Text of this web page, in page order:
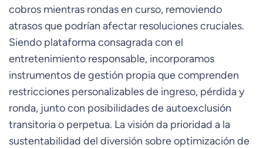
cobros mientras rondas en curso, removiendo
atrasos que podrían afectar resoluciones cruciales.
Siendo plataforma consagrada con el
entretenimiento responsable, incorporamos
instrumentos de gestión propia que comprenden
restricciones personalizables de ingreso, pérdida y
ronda, junto con posibilidades de autoexclusión
transitoria o perpetua. La visión da prioridad a la
sustentabilidad del diversión sobre optimización de